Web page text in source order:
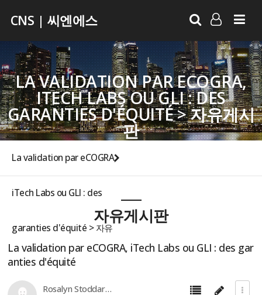
CNS | 씨엔에스
LOG IN
SIGN UP
LA VALIDATION PAR ECOGRA,
ITECH LABS OU GLI : DES
GARANTIES D'ÉQUITÉ > 자유게시
판
La validation par eCOGRA,
iTech Labs ou GLI : des
garanties d'équité > 자유
게시판
자유게시판
La validation par eCOGRA, iTech Labs ou GLI : des gar
anties d'équité
Rosalyn Stoddar…